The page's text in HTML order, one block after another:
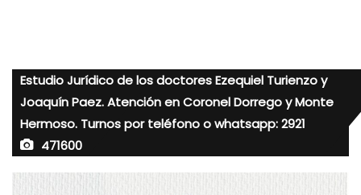
Estudio Jurídico de los doctores Ezequiel Turienzo y
Joaquín Paez. Atención en Coronel Dorrego y Monte
Hermoso. Turnos por teléfono o whatsapp: 2921
471600